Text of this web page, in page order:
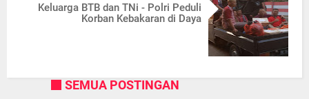
Keluarga BTB dan TNi - Polri Peduli
Korban Kebakaran di Daya
SEMUA POSTINGAN